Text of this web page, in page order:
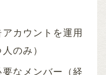
アカウントを運用
のみ）
要なメンバー（経